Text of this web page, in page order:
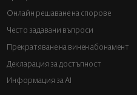
Онлайн решаване на спорове
Често задавани въпроси
Прекратяване на винен абонамент
Декларация за достъпност
Информация за AI